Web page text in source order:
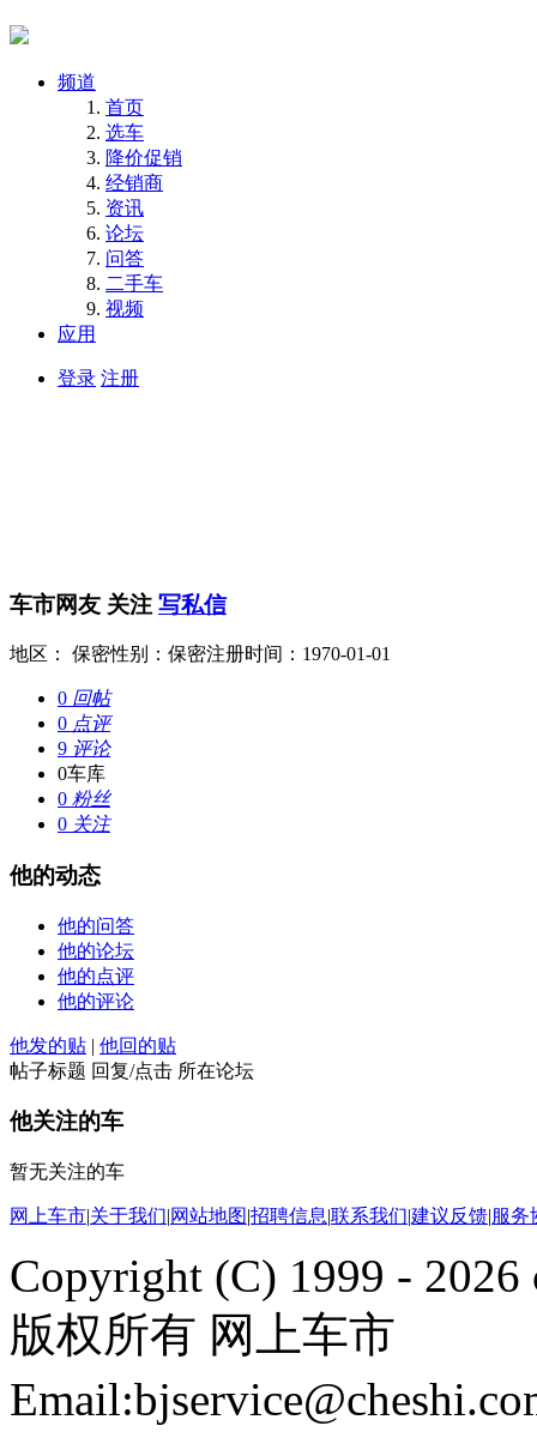
频道
首页
选车
降价促销
经销商
资讯
论坛
问答
二手车
视频
应用
登录 注册
车市网友 关注 写私信
地区： 保密性别：保密注册时间：1970-01-01
0 回帖
0 点评
9 评论
0车库
0 粉丝
0 关注
他的动态
他的问答
他的论坛
他的点评
他的评论
他发的贴 | 他回的贴
帖子标题 回复/点击 所在论坛
他关注的车
暂无关注的车
网上车市|关于我们|网站地图|招聘信息|联系我们|建议反馈|服务
Copyright (C) 1999 - 2026
版权所有 网上车市